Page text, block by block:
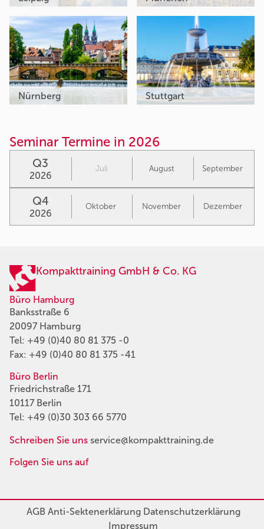
Nürnberg Stuttgart
Seminar Termine in 2026
Q3
2026
Juli August September
Q4
2026
Oktober November Dezember
Kompakttraining GmbH & Co. KG
Büro Hamburg
Banksstraße 6
20097 Hamburg
Tel: +49 (0)40 80 81 375 -0
Fax: +49 (0)40 80 81 375 -41
Büro Berlin
Friedrichstraße 171
10117 Berlin
Tel: +49 (0)30 303 66 5770
Schreiben Sie uns service@kompakttraining.de
Folgen Sie uns auf
AGBAnti-SektenerklärungDatenschutzerklärung
Impressum